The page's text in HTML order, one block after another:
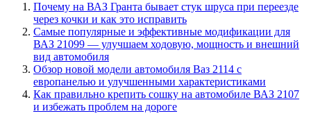
Почему на ВАЗ Гранта бывает стук шруса при переезде
через кочки и как это исправить
Самые популярные и эффективные модификации для
ВАЗ 21099 — улучшаем ходовую, мощность и внешний
вид автомобиля
Обзор новой модели автомобиля Ваз 2114 с
европанелью и улучшенными характеристиками
Как правильно крепить сошку на автомобиле ВАЗ 2107
и избежать проблем на дороге